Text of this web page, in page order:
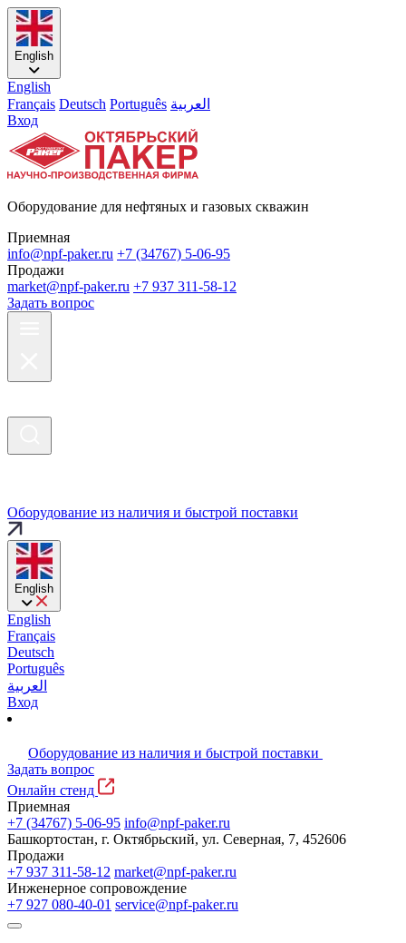
English
English
Français Deutsch Português العربية
Вход
Оборудование для нефтяных и газовых скважин
Приемная
info@npf-paker.ru +7 (34767) 5-06-95
Продажи
market@npf-paker.ru +7 937 311-58-12
Задать вопрос
Оборудование из наличия и быстрой поставки
English
English
Français
Deutsch
Português
العربية
Вход
Оборудование из наличия и быстрой поставки
Задать вопрос
Онлайн стенд
Приемная
+7 (34767) 5-06-95 info@npf-paker.ru
Башкортостан, г. Октябрьский, ул. Северная, 7, 452606
Продажи
+7 937 311-58-12 market@npf-paker.ru
Инженерное сопровождение
+7 927 080-40-01 service@npf-paker.ru